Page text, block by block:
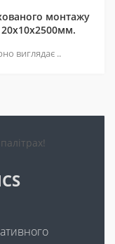
монтажу
виглядає ..